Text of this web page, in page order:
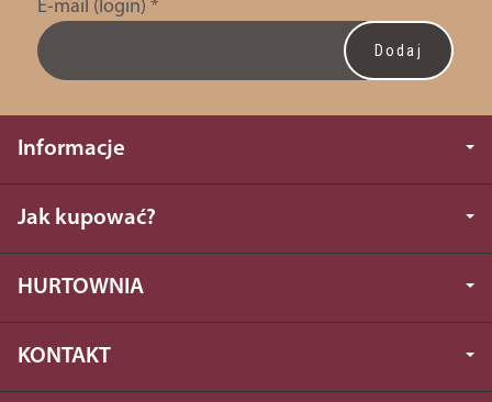
E-mail (login) *
Informacje
Jak kupować?
HURTOWNIA
KONTAKT